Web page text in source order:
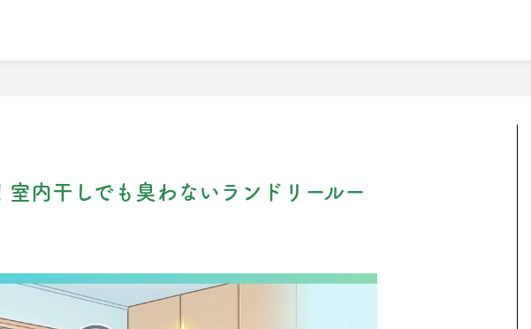
内干しでも臭わないランドリールー